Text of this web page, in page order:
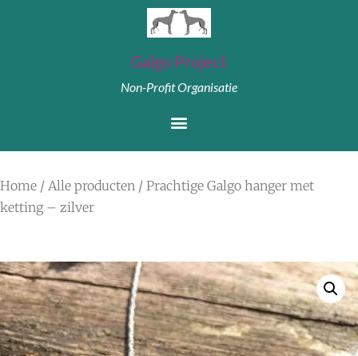
Galgo Project
Non-Profit Organisatie
Home / Alle producten / Prachtige Galgo hanger met
ketting – zilver